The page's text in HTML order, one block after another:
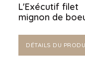
L'Exécutif filet
mignon de
DÉTAILS DU